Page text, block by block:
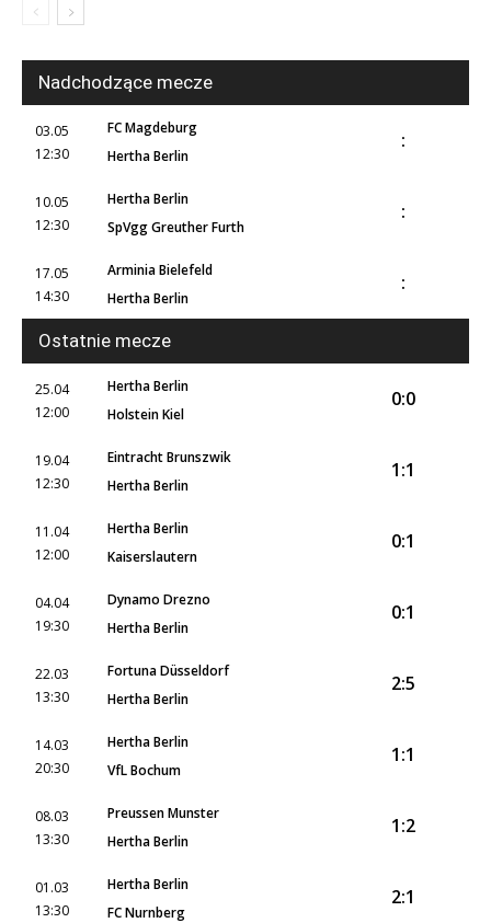
Nadchodzące mecze
03.05
12:30
FC Magdeburg
Hertha Berlin
:
10.05
12:30
Hertha Berlin
SpVgg Greuther Furth
:
17.05
14:30
Arminia Bielefeld
Hertha Berlin
:
Ostatnie mecze
25.04
12:00
Hertha Berlin
Holstein Kiel
0:0
19.04
12:30
Eintracht Brunszwik
Hertha Berlin
1:1
11.04
12:00
Hertha Berlin
Kaiserslautern
0:1
04.04
19:30
Dynamo Drezno
Hertha Berlin
0:1
22.03
13:30
Fortuna Düsseldorf
Hertha Berlin
2:5
14.03
20:30
Hertha Berlin
VfL Bochum
1:1
08.03
13:30
Preussen Munster
Hertha Berlin
1:2
01.03
13:30
Hertha Berlin
FC Nurnberg
2:1